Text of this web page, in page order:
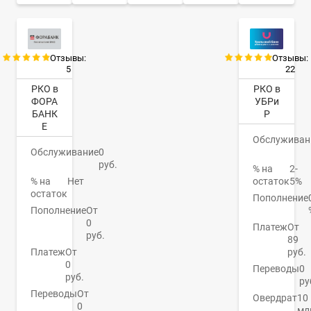
Отзывы:
5
РКО в
ФОРА
БАНК
Е
Обслуживание0
руб.
% на
остаток
Нет
ПополнениеОт
0
руб.
ПлатежОт
0
руб.
ПереводыОт
0
Отзывы:
22
РКО в
УБРи
Р
% на
остаток
2-
5%
Пополнение
ПлатежОт
89
руб.
Переводы0
Овердрат10